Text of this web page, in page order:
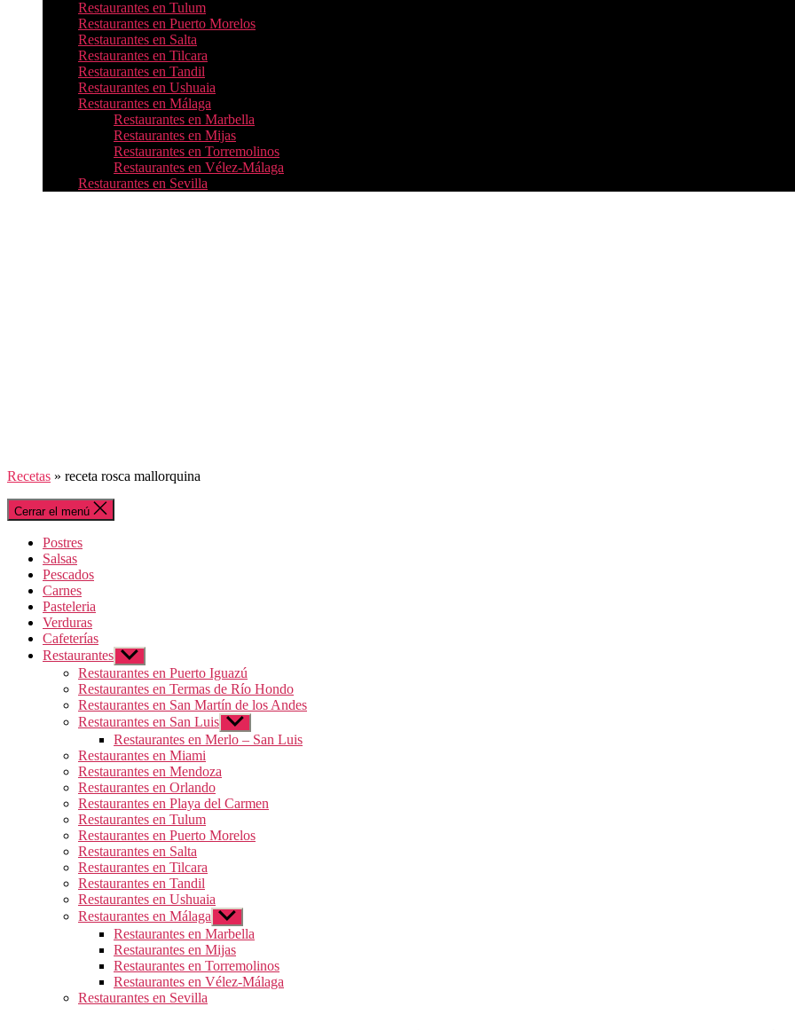
Restaurantes en Tulum
Restaurantes en Puerto Morelos
Restaurantes en Salta
Restaurantes en Tilcara
Restaurantes en Tandil
Restaurantes en Ushuaia
Restaurantes en Málaga
Restaurantes en Marbella
Restaurantes en Mijas
Restaurantes en Torremolinos
Restaurantes en Vélez-Málaga
Restaurantes en Sevilla
Recetas » receta rosca mallorquina
Cerrar el menú
Postres
Salsas
Pescados
Carnes
Pasteleria
Verduras
Cafeterías
Restaurantes Mostrar
el
submenú
Restaurantes en Puerto Iguazú
Restaurantes en Termas de Río Hondo
Restaurantes en San Martín de los Andes
Restaurantes en San Luis Mostrar
el
submenú
Restaurantes en Merlo – San Luis
Restaurantes en Miami
Restaurantes en Mendoza
Restaurantes en Orlando
Restaurantes en Playa del Carmen
Restaurantes en Tulum
Restaurantes en Puerto Morelos
Restaurantes en Salta
Restaurantes en Tilcara
Restaurantes en Tandil
Restaurantes en Ushuaia
Restaurantes en Málaga Mostrar
el
submenú
Restaurantes en Marbella
Restaurantes en Mijas
Restaurantes en Torremolinos
Restaurantes en Vélez-Málaga
Restaurantes en Sevilla